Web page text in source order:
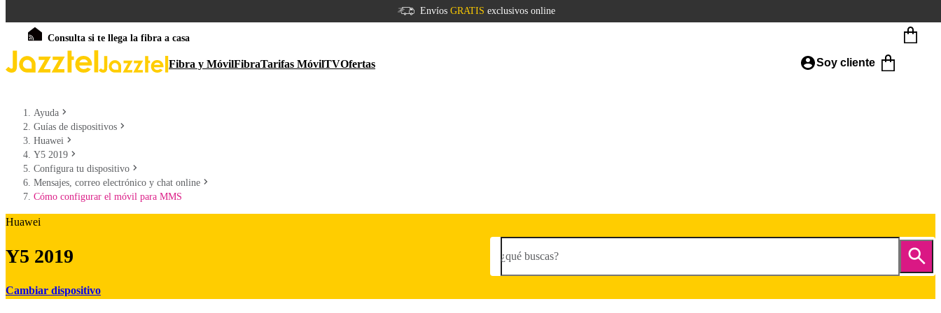
Envíos GRATIS exclusivos online
Consulta si te llega la fibra a casa
Fibra y MóvilFibraTarifas MóvilTVOfertas Soy cliente
Ayuda
Guías de dispositivos
Huawei
Y5 2019
Configura tu dispositivo
Mensajes, correo electrónico y chat online
Cómo configurar el móvil para MMS
Huawei
Y5 2019
Cambiar dispositivo
¿qué buscas?